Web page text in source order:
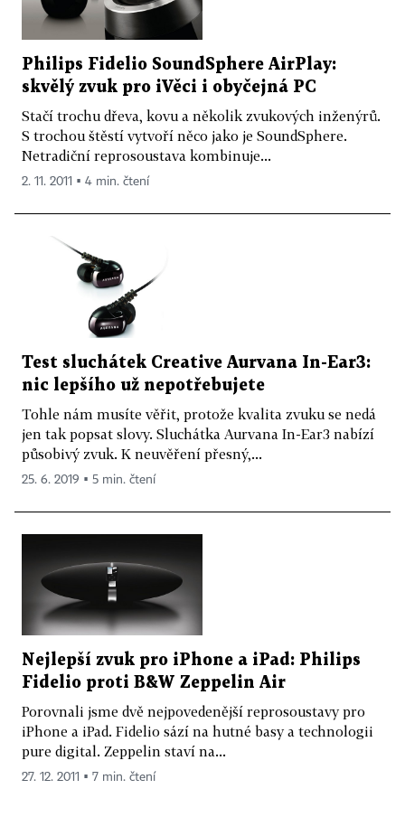
Philips Fidelio SoundSphere AirPlay:
skvělý zvuk pro iVěci i obyčejná PC
Stačí trochu dřeva, kovu a několik zvukových inženýrů.
S trochou štěstí vytvoří něco jako je SoundSphere.
Netradiční reprosoustava kombinuje...
2. 11. 2011 ▪ 4 min. čtení
Test sluchátek Creative Aurvana In-Ear3:
nic lepšího už nepotřebujete
Tohle nám musíte věřit, protože kvalita zvuku se nedá
jen tak popsat slovy. Sluchátka Aurvana In-Ear3 nabízí
působivý zvuk. K neuvěření přesný,...
25. 6. 2019 ▪ 5 min. čtení
Nejlepší zvuk pro iPhone a iPad: Philips
Fidelio proti B&W Zeppelin Air
Porovnali jsme dvě nejpovedenější reprosoustavy pro
iPhone a iPad. Fidelio sází na hutné basy a technologii
pure digital. Zeppelin staví na...
27. 12. 2011 ▪ 7 min. čtení